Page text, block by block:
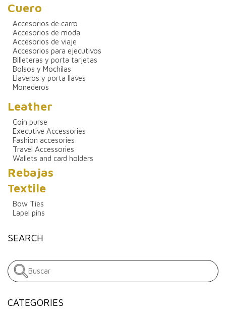
Cuero
Accesorios de carro
Accesorios de moda
Accesorios de viaje
Accesorios para ejecutivos
Billeteras y porta tarjetas
Bolsos y Mochilas
Llaveros y porta llaves
Monederos
Leather
Coin purse
Executive Accessories
Fashion accesories
Travel Accessories
Wallets and card holders
Rebajas
Textile
Bow Ties
Lapel pins
SEARCH
CATEGORIES